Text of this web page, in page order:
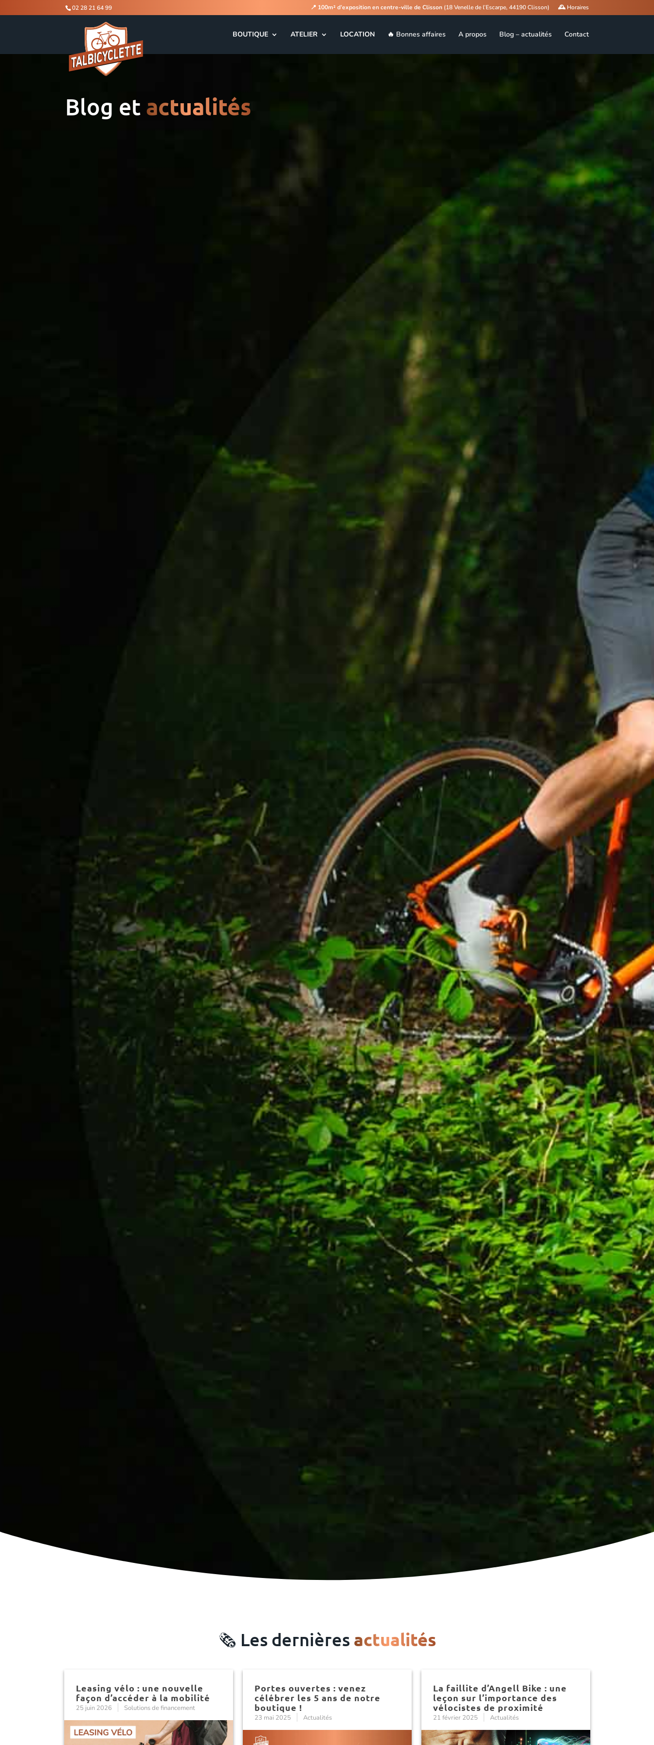
02 28 21 64 99 📍 100m² d’exposition en centre-ville de Clisson(18 Venelle de l’Escarpe, 44190 Clisson) 🕰️ Horaires
BOUTIQUE ATELIER LOCATION 🔥 Bonnes affaires A propos Blog – actualités Contact
Blog et actualités
🗞️ Les dernières actualités
Leasing vélo : une nouvelle
façon d’accéder à la mobilité
25 juin 2026 Solutions de financement
Portes ouvertes : venez
célébrer les 5 ans de notre
boutique !
23 mai 2025 Actualités
La faillite d’Angell Bike : une
leçon sur l’importance des
vélocistes de proximité
21 février 2025 Actualités